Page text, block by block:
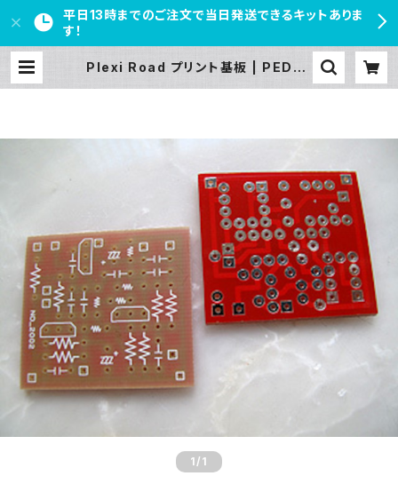
平日13時までのご注文で当日発送できるキットありま
す！
Plexi Road プリント基板 | PEDAL
1 /1